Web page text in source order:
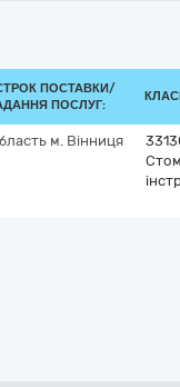
ПОСТАВКИ/
ПОСЛУГ:
м. Вінниця